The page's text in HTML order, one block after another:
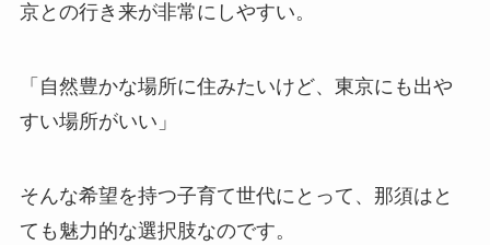
京との行き来が非常にしやすい。
「自然豊かな場所に住みたいけど、東京にも出や
すい場所がいい」
そんな希望を持つ子育て世代にとって、那須はと
ても魅力的な選択肢なのです。